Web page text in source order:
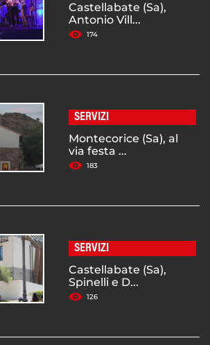
Castellabate (Sa),
Antonio Vill...
174
SERVIZI
Montecorice (Sa), al
via festa ...
183
SERVIZI
Castellabate (Sa),
Spinelli e D...
126